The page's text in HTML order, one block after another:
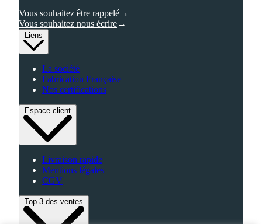
Liens
La société
Fabrication Française
Nos certifications
Espace client
Livraison rapide
Mentions légales
CGV
Top 3 des ventes
Vous souhaitez être rappelé
Vous souhaitez nous écrire